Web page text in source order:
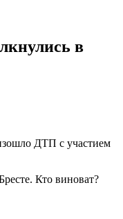
в
ДТП с участием